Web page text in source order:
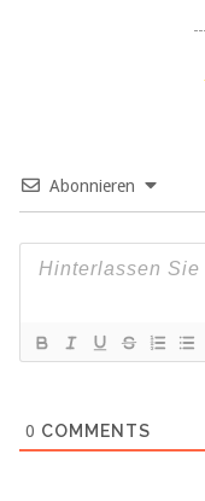
Abonnieren
0 COMMENTS